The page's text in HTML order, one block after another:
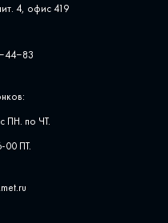
4, офис ​419
ПН. по ЧТ.
00 ПТ.